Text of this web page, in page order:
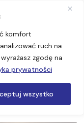
komfort
ruch na
zgodę na
prywatności
wszystko
Muzeum